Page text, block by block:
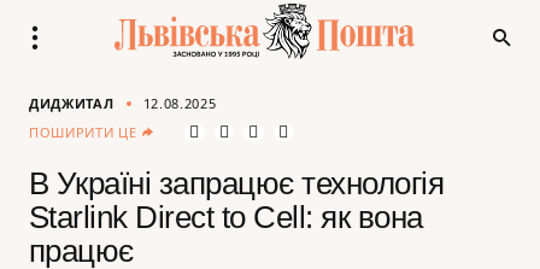
ДИДЖИТАЛ
12.08.2025
ПОШИРИТИ ЦЕ
В Україні запрацює технологія
Starlink Direct to Cell: як вона
працює